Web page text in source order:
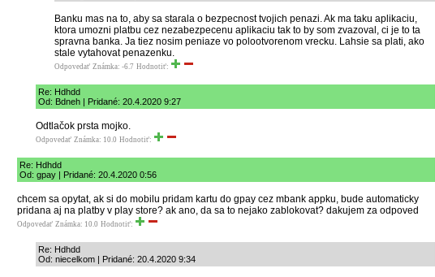
Banku mas na to, aby sa starala o bezpecnost tvojich penazi. Ak ma taku aplikaciu,
ktora umozni platbu cez nezabezpecenu aplikaciu tak to by som zvazoval, ci je to ta
spravna banka. Ja tiez nosim peniaze vo polootvorenom vrecku. Lahsie sa plati, ako
stale vytahovat penazenku.
Odpovedať Známka: -6.7 Hodnotiť:
Re: Hdhdd
Od: Bdneh | Pridané: 20.4.2020 9:27
Odtlačok prsta mojko.
Odpovedať Známka: 10.0 Hodnotiť:
Re: Hdhdd
Od: gpay | Pridané: 20.4.2020 0:56
chcem sa opytat, ak si do mobilu pridam kartu do gpay cez mbank appku, bude automaticky
pridana aj na platby v play store? ak ano, da sa to nejako zablokovat? dakujem za odpoved
Odpovedať Známka: 10.0 Hodnotiť:
Re: Hdhdd
Od: niecelkom | Pridané: 20.4.2020 9:34